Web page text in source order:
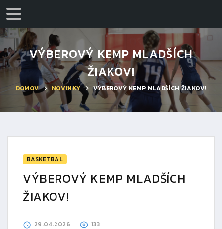
VÝBEROVÝ KEMP MLADŠÍCH
ŽIAKOV!
DOMOV NOVINKY VÝBEROVÝ KEMP MLADŠÍCH ŽIAKOV!
BASKETBAL
VÝBEROVÝ KEMP MLADŠÍCH
ŽIAKOV!
29.04.2026 133